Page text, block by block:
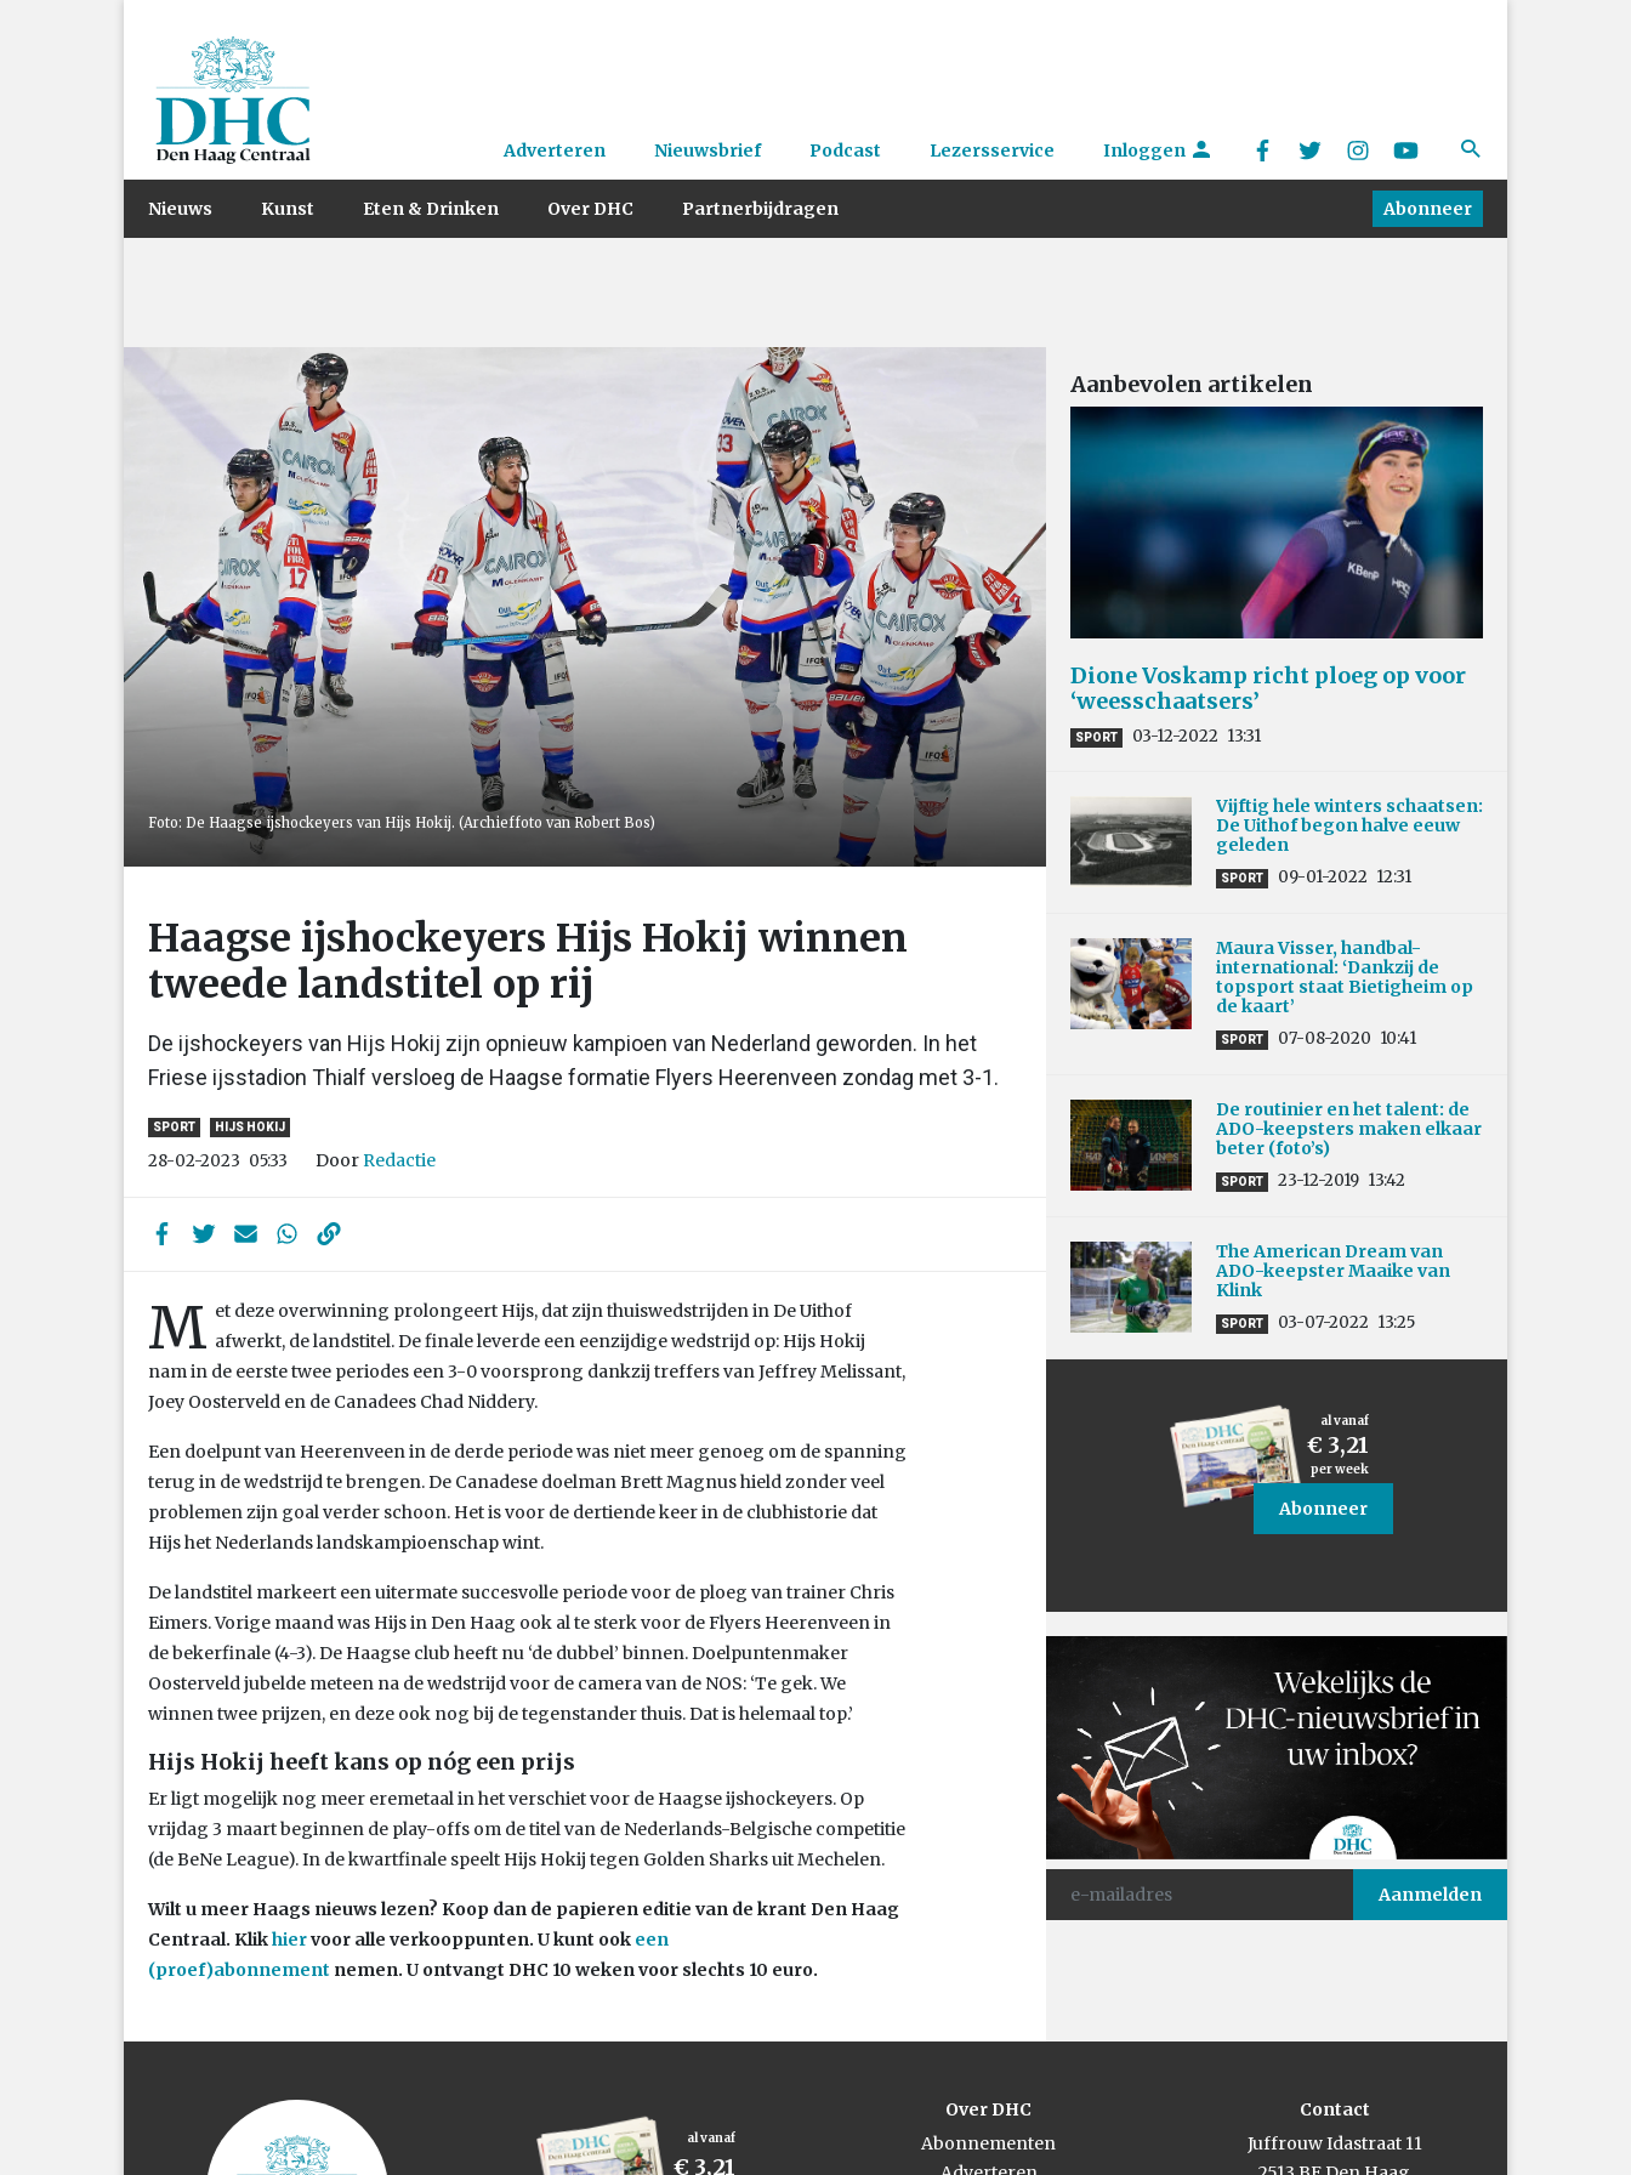
Adverteren Nieuwsbrief Podcast Lezersservice Inloggen
Nieuws Kunst Eten & Drinken Over DHC Partnerbijdragen Abonneer
Foto: De Haagse ijshockeyers van Hijs Hokij. (Archieffoto van Robert Bos)
Haagse ijshockeyers Hijs Hokij winnen
tweede landstitel op rij
De ijshockeyers van Hijs Hokij zijn opnieuw kampioen van Nederland geworden. In het
Friese ijsstadion Thialf versloeg de Haagse formatie Flyers Heerenveen zondag met 3-1.
SPORT HIJS HOKIJ
28-02-2023 05:33 Door Redactie
M et deze overwinning prolongeert Hijs, dat zijn thuiswedstrijden in De Uithof
afwerkt, de landstitel. De finale leverde een eenzijdige wedstrijd op: Hijs Hokij
nam in de eerste twee periodes een 3-0 voorsprong dankzij treffers van Jeffrey Melissant,
Joey Oosterveld en de Canadees Chad Niddery.
Een doelpunt van Heerenveen in de derde periode was niet meer genoeg om de spanning
terug in de wedstrijd te brengen. De Canadese doelman Brett Magnus hield zonder veel
problemen zijn goal verder schoon. Het is voor de dertiende keer in de clubhistorie dat
Hijs het Nederlands landskampioenschap wint.
De landstitel markeert een uitermate succesvolle periode voor de ploeg van trainer Chris
Eimers. Vorige maand was Hijs in Den Haag ook al te sterk voor de Flyers Heerenveen in
de bekerfinale (4-3). De Haagse club heeft nu ‘de dubbel’ binnen. Doelpuntenmaker
Oosterveld jubelde meteen na de wedstrijd voor de camera van de NOS: ‘Te gek. We
winnen twee prijzen, en deze ook nog bij de tegenstander thuis. Dat is helemaal top.’
Hijs Hokij heeft kans op nóg een prijs
Er ligt mogelijk nog meer eremetaal in het verschiet voor de Haagse ijshockeyers. Op
vrijdag 3 maart beginnen de play-offs om de titel van de Nederlands-Belgische competitie
(de BeNe League). In de kwartfinale speelt Hijs Hokij tegen Golden Sharks uit Mechelen.
Wilt u meer Haags nieuws lezen? Koop dan de papieren editie van de krant Den Haag
Centraal. Klikhiervoor alle verkooppunten. U kunt ook een
(proef)abonnement nemen. U ontvangt DHC 10 weken voor slechts 10 euro.
Aanbevolen artikelen
Dione Voskamp richt ploeg op voor
‘weesschaatsers’
SPORT 03-12-2022 13:31
Vijftig hele winters schaatsen:
De Uithof begon halve eeuw
geleden
SPORT 09-01-2022 12:31
Maura Visser, handbal-
international: ‘Dankzij de
topsport staat Bietigheim op
de kaart’
SPORT 07-08-2020 10:41
De routinier en het talent: de
ADO-keepsters maken elkaar
beter (foto’s)
SPORT 23-12-2019 13:42
The American Dream van
ADO-keepster Maaike van
Klink
SPORT 03-07-2022 13:25
al vanaf
€ 3,21
per week
Abonneer
al vanaf
€ 3,21
Over DHC
Abonnementen
Contact
Juffrouw Idastraat 11